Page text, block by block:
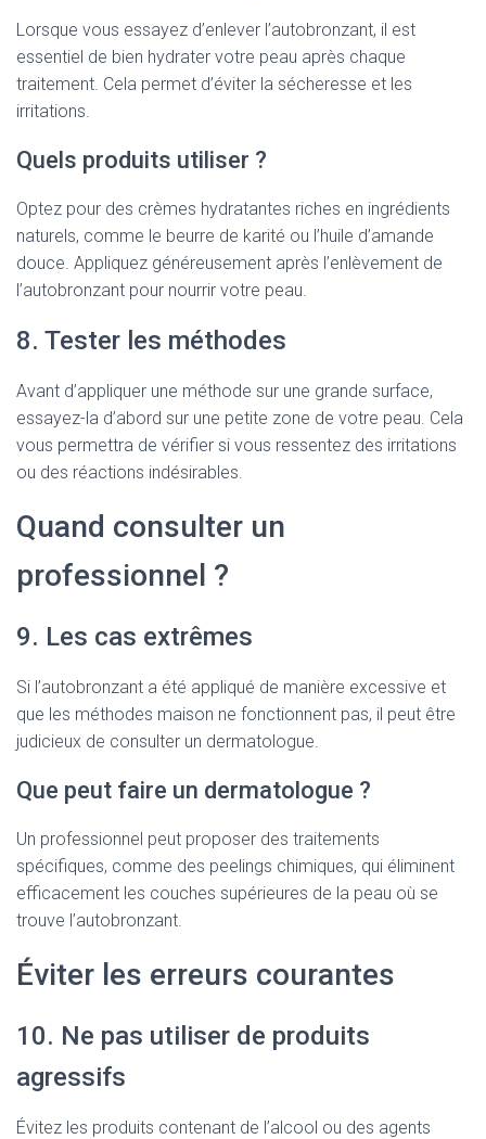
Lorsque vous essayez d’enlever l’autobronzant, il est
essentiel de bien hydrater votre peau après chaque
traitement. Cela permet d’éviter la sécheresse et les
irritations.
Quels produits utiliser ?
Optez pour des crèmes hydratantes riches en ingrédients
naturels, comme le beurre de karité ou l’huile d’amande
douce. Appliquez généreusement après l’enlèvement de
l’autobronzant pour nourrir votre peau.
8. Tester les méthodes
Avant d’appliquer une méthode sur une grande surface,
essayez-la d’abord sur une petite zone de votre peau. Cela
vous permettra de vérifier si vous ressentez des irritations
ou des réactions indésirables.
Quand consulter un
professionnel ?
9. Les cas extrêmes
Si l’autobronzant a été appliqué de manière excessive et
que les méthodes maison ne fonctionnent pas, il peut être
judicieux de consulter un dermatologue.
Que peut faire un dermatologue ?
Un professionnel peut proposer des traitements
spécifiques, comme des peelings chimiques, qui éliminent
efficacement les couches supérieures de la peau où se
trouve l’autobronzant.
Éviter les erreurs courantes
10. Ne pas utiliser de produits
agressifs
Évitez les produits contenant de l’alcool ou des agents